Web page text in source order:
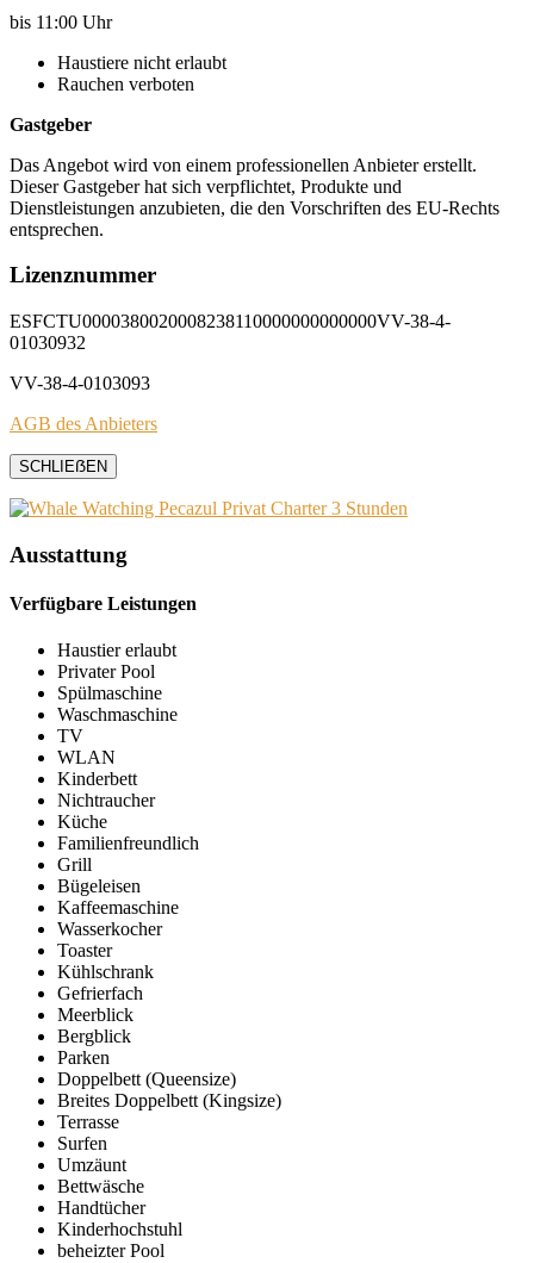
bis 11:00 Uhr
Haustiere nicht erlaubt
Rauchen verboten
Gastgeber
Das Angebot wird von einem professionellen Anbieter erstellt.
Dieser Gastgeber hat sich verpflichtet, Produkte und
Dienstleistungen anzubieten, die den Vorschriften des EU-Rechts
entsprechen.
Lizenznummer
ESFCTU0000380020008238110000000000000VV-38-4-
01030932
VV-38-4-0103093
AGB des Anbieters
SCHLIEẞEN
Ausstattung
Verfügbare Leistungen
Haustier erlaubt
Privater Pool
Spülmaschine
Waschmaschine
TV
WLAN
Kinderbett
Nichtraucher
Küche
Familienfreundlich
Grill
Bügeleisen
Kaffeemaschine
Wasserkocher
Toaster
Kühlschrank
Gefrierfach
Meerblick
Bergblick
Parken
Doppelbett (Queensize)
Breites Doppelbett (Kingsize)
Terrasse
Surfen
Umzäunt
Bettwäsche
Handtücher
Kinderhochstuhl
beheizter Pool